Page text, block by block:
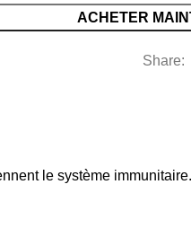
ACHETER
Share:
le système immunitaire.